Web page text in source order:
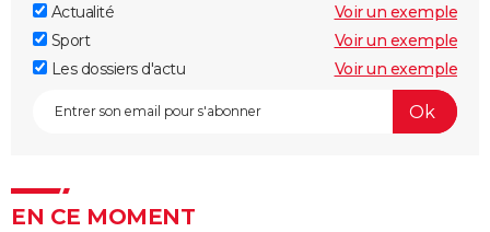
Actualité
Voir un exemple
Sport
Voir un exemple
Les dossiers d'actu
Voir un exemple
EN CE MOMENT